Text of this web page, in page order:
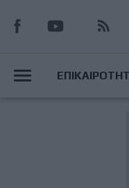
προς
κυρίως
Main